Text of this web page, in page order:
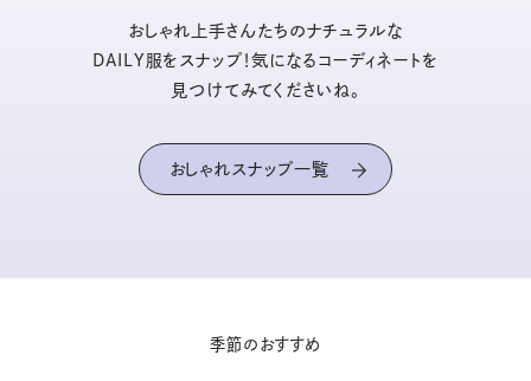
おしゃれ上手さんたちのナチュラルな
DAILY服をスナップ！気になるコーディネートを
見つけてみてくださいね。
おしゃれスナップ一覧
季節のおすすめ